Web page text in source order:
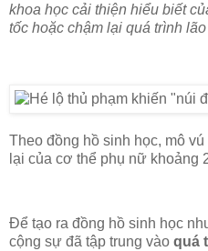
khoa học cải thiện hiểu biết
tốc hoặc chậm lại quá trình
Theo đồng hồ sinh học, mô
lại của cơ thể phụ nữ khoảng
Để tạo ra đồng hồ sinh học
cộng sự đã tập trung vào quá